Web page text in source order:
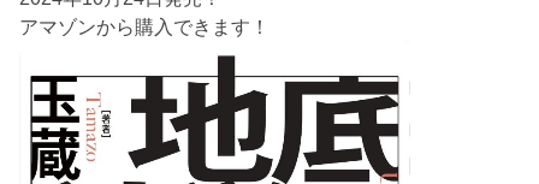
アマゾンから購入できます！